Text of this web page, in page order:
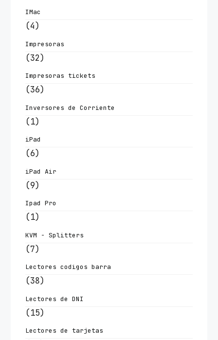
IMac
(4)
Impresoras
(32)
Impresoras tickets
(36)
Inversores de Corriente
(1)
iPad
(6)
iPad Air
(9)
Ipad Pro
(1)
KVM - Splitters
(7)
Lectores codigos barra
(38)
Lectores de DNI
(15)
Lectores de tarjetas